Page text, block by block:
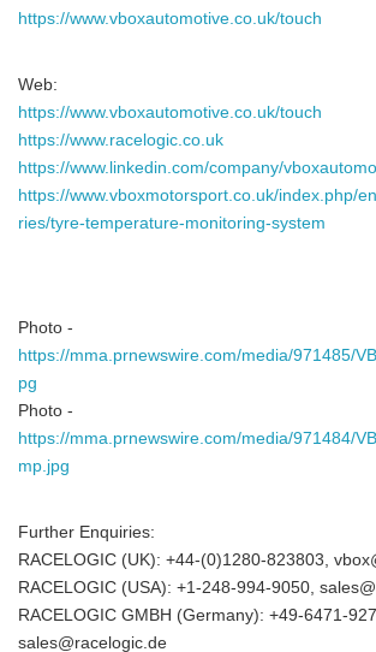
https://www.vboxautomotive.co.uk/touch
Web:
https://www.vboxautomotive.co.uk/touch
https://www.racelogic.co.uk
https://www.linkedin.com/company/
https://www.vboxmotorsport.co.uk/index.php/
ries/tyre-temperature-monitoring-system
Photo -
https://mma.prnewswire.com/media/971485/
pg
Photo -
https://mma.prnewswire.com/media/971484/
mp.jpg
Further Enquiries:
RACELOGIC (UK): +44-(0)1280-823803,
RACELOGIC (USA): +1-248-994-9050,
RACELOGIC GMBH (Germany): +49-6471-
sales@racelogic.de